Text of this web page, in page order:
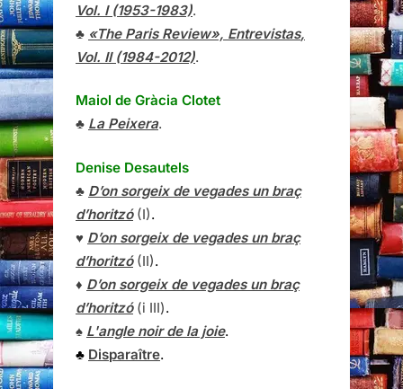
Vol. I (1953-1983).
♣ «The Paris Review», Entrevistas,
Vol. II (1984-2012).
Maiol de Gràcia Clotet
♣ La Peixera.
Denise Desautels
♣ D’on sorgeix de vegades un braç
d’horitzó(I).
♥ D’on sorgeix de vegades un braç
d’horitzó(II).
♦ D’on sorgeix de vegades un braç
d’horitzó(i III).
♠ L'angle noir de la joie.
♣ Disparaître.